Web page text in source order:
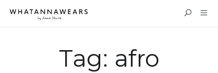
Tag: afro